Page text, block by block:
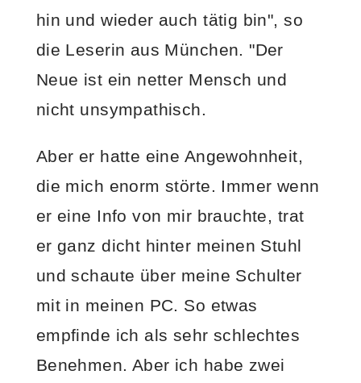
hin und wieder auch tätig bin", so
die Leserin aus München. "Der
Neue ist ein netter Mensch und
nicht unsympathisch.
Aber er hatte eine Angewohnheit,
die mich enorm störte. Immer wenn
er eine Info von mir brauchte, trat
er ganz dicht hinter meinen Stuhl
und schaute über meine Schulter
mit in meinen PC. So etwas
empfinde ich als sehr schlechtes
Benehmen. Aber ich habe zwei